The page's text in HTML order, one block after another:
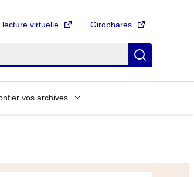
lecture virtuelle Girophares
vos archives